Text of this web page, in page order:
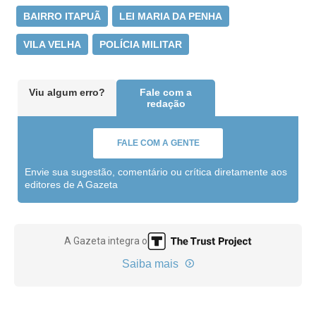
BAIRRO ITAPUÃ LEI MARIA DA PENHA
VILA VELHA POLÍCIA MILITAR
Viu algum erro?
Fale com a
redação
FALE COM A GENTE
Envie sua sugestão, comentário ou crítica diretamente aos
editores de A Gazeta
A Gazeta integra o
Saiba mais